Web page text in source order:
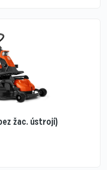
žac. ústrojí)